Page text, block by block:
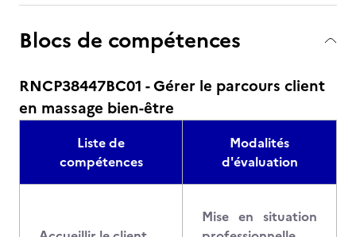
Blocs de compétences
RNCP38447BC01 - Gérer le parcours client
en massage bien-être
Liste de
compétences
Modalités
d'évaluation
Mise en situation